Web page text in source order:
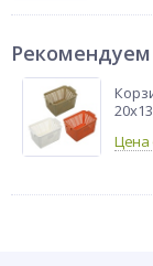
Рекомендуем